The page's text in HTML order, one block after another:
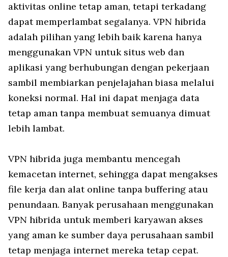
aktivitas online tetap aman, tetapi terkadang
dapat memperlambat segalanya. VPN hibrida
adalah pilihan yang lebih baik karena hanya
menggunakan VPN untuk situs web dan
aplikasi yang berhubungan dengan pekerjaan
sambil membiarkan penjelajahan biasa melalui
koneksi normal. Hal ini dapat menjaga data
tetap aman tanpa membuat semuanya dimuat
lebih lambat.
VPN hibrida juga membantu mencegah
kemacetan internet, sehingga dapat mengakses
file kerja dan alat online tanpa buffering atau
penundaan. Banyak perusahaan menggunakan
VPN hibrida untuk memberi karyawan akses
yang aman ke sumber daya perusahaan sambil
tetap menjaga internet mereka tetap cepat.